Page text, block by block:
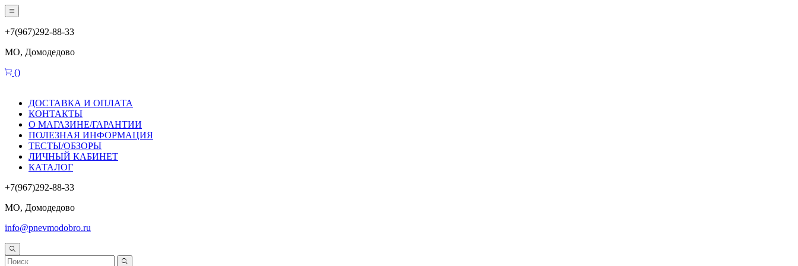
+7(967)292-88-33
МО, Домодедово
()
ДОСТАВКА И ОПЛАТА
КОНТАКТЫ
О МАГАЗИНЕ/ГАРАНТИИ
ПОЛЕЗНАЯ ИНФОРМАЦИЯ
ТЕСТЫ/ОБЗОРЫ
ЛИЧНЫЙ КАБИНЕТ
КАТАЛОГ
+7(967)292-88-33
МО, Домодедово
info@pnevmodobro.ru